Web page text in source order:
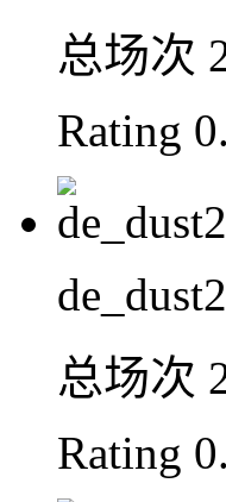
总场次
Rating
de_dust2
总场次
Rating